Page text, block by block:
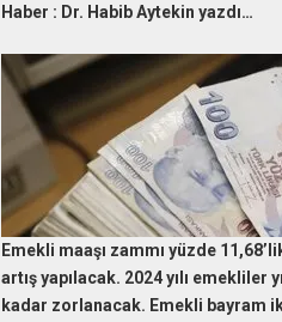
Haber : Dr. Habib Aytekin yazdı…
Emekli maaşı zammı yüzde
artış yapılacak. 2024 yılı emekliler
kadar zorlanacak. Emekli bayram